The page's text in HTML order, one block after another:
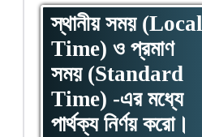
স্থানীয় সময় (Local
Time) ও প্রমাণ
সময় (Standard
Time) -এর মধ্যে
পার্থক্য নির্ণয় করো।